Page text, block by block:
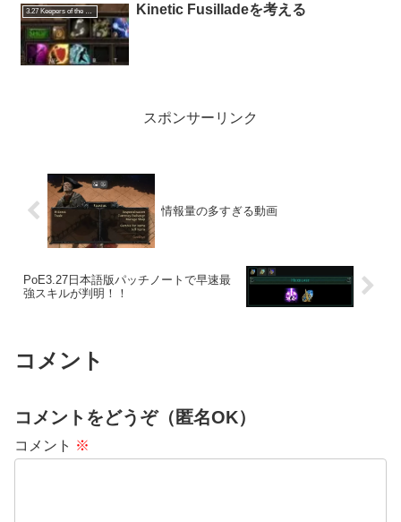
3.27 Keepers of the Flame Kinetic Fusilladeを考える
スポンサーリンク
情報量の多すぎる動画
PoE3.27日本語版パッチノートで早速最
強スキルが判明！！
コメント
コメントをどうぞ（匿名OK）
コメント ※